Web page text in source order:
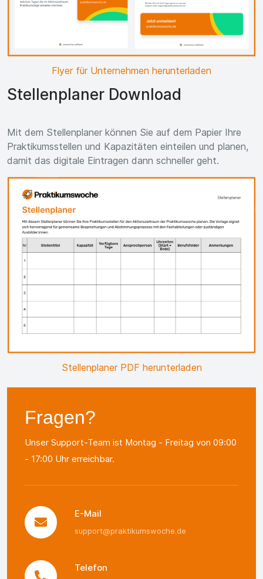
Flyer für Unternehmen herunterladen
Stellenplaner Download
Mit dem Stellenplaner können Sie auf dem Papier Ihre
Praktikumsstellen und Kapazitäten einteilen und planen,
damit das digitale Eintragen dann schneller geht.
Stellenplaner PDF herunterladen
Fragen?
Unser Support-Team ist Montag - Freitag von 09:00
- 17:00 Uhr erreichbar.
E-Mail
support@praktikumswoche.de
Telefon